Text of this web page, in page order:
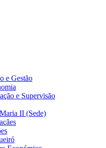
e Gestão
e Supervisão
II (Sede)